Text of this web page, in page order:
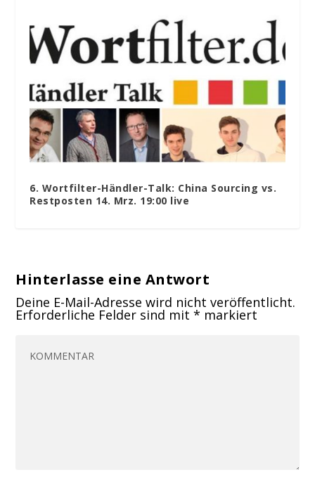
6. Wortfilter-Händler-Talk: China Sourcing vs.
Restposten 14. Mrz. 19:00 live
Hinterlasse eine Antwort
Deine E-Mail-Adresse wird nicht veröffentlicht.
Erforderliche Felder sind mit* markiert